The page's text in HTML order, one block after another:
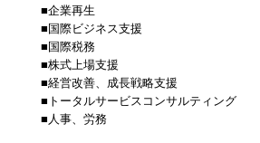
■企業再生
■国際ビジネス支援
■国際税務
■株式上場支援
■経営改善、成長戦略支援
■トータルサービスコンサルティング
■人事、労務